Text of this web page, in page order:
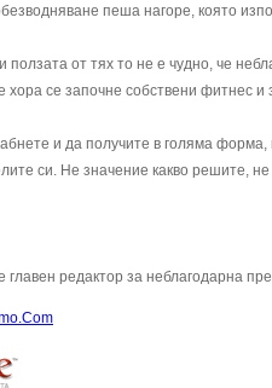
пеша нагоре, която
ползата от тях то не е чудно, че
хора се започне собствени фитнес и
и да получите в голяма
си. Не значение какво решите,
редактор за неблагодарна